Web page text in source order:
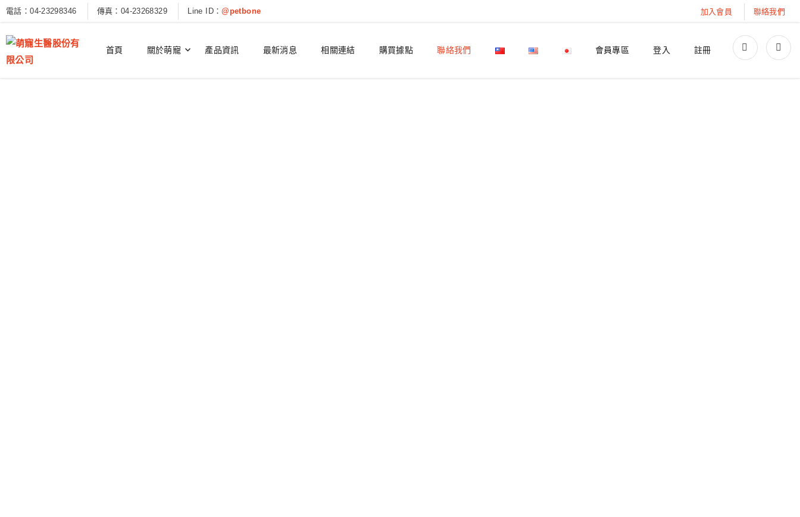
電話：04-23298346 傳真：04-23268329 Line ID：@petbone 加入會員 聯絡我們
首頁 關於萌寵 產品資訊 最新消息 相關連結 購買據點 聯絡我們 會員專區 登入 註冊